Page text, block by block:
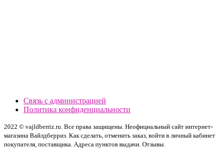
Связь с администрацией
Политика конфиденциальности
2022 © vajldberriz.ru. Все права защищены. Неофициальный сайт интернет-
магазина Вайлдберриз. Как сделать, отменить заказ, войти в личный кабинет
покупателя, поставщика. Адреса пунктов выдачи. Отзывы.